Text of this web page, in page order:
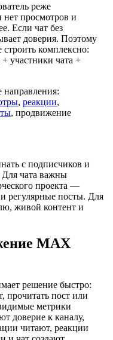
реже
нет просмотров и
Если чат без
доверия. Поэтому
комплексно:
участники чата +
, реакции,
, продвижение
с подписчиков и
чата важны
проекта —
регулярные посты. Для
живой контент и
MAX
решение быстро:
прочитать пост или
метрики
доверие к каналу,
читают, реакции